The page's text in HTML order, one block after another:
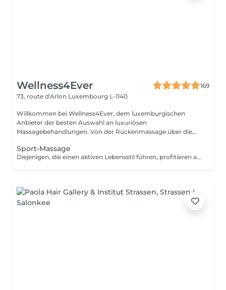
Wellness4Ever
169
73, route d'Arlon Luxembourg L-1140
Willkommen bei Wellness4Ever, dem luxemburgischen
Anbieter der besten Auswahl an luxuriösen
Massagebehandlungen. Von der Rückenmassage über die
Sport-Massage
Diejenigen, die einen aktiven Lebensstil führen, profitieren am meisten von unserer Sportmassage, einer exquisiten Tiefengewebetherapie, die müde, schmerzende Muskeln und Steifheit in Verbindung mit Sport lindert.